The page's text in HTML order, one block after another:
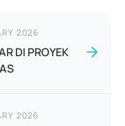
2026
DI PROYEK
2026